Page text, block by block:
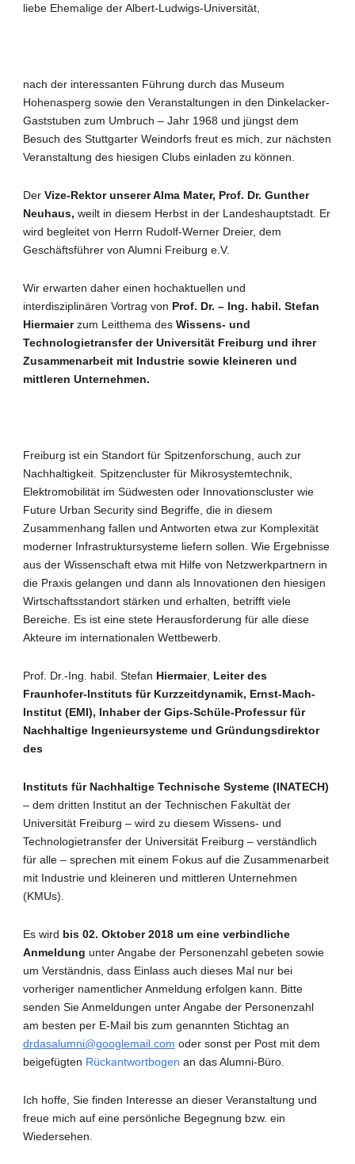
liebe Ehemalige der Albert-Ludwigs-Universität,
nach der interessanten Führung durch das Museum
Hohenasperg sowie den Veranstaltungen in den Dinkelacker-
Gaststuben zum Umbruch – Jahr 1968 und jüngst dem
Besuch des Stuttgarter Weindorfs freut es mich, zur nächsten
Veranstaltung des hiesigen Clubs einladen zu können.
Der Vize-Rektor unserer Alma Mater, Prof. Dr. Gunther
Neuhaus, weilt in diesem Herbst in der Landeshauptstadt. Er
wird begleitet von Herrn Rudolf-Werner Dreier, dem
Geschäftsführer von Alumni Freiburg e.V.
Wir erwarten daher einen hochaktuellen und
interdisziplinären Vortrag von Prof. Dr. – Ing. habil. Stefan
Hiermaierzum Leitthema des Wissens- und
Technologietransfer der Universität Freiburg und ihrer
Zusammenarbeit mit Industrie sowie kleineren und
mittleren Unternehmen.
Freiburg ist ein Standort für Spitzenforschung, auch zur
Nachhaltigkeit. Spitzencluster für Mikrosystemtechnik,
Elektromobilität im Südwesten oder Innovationscluster wie
Future Urban Security sind Begriffe, die in diesem
Zusammenhang fallen und Antworten etwa zur Komplexität
moderner Infrastruktursysteme liefern sollen. Wie Ergebnisse
aus der Wissenschaft etwa mit Hilfe von Netzwerkpartnern in
die Praxis gelangen und dann als Innovationen den hiesigen
Wirtschaftsstandort stärken und erhalten, betrifft viele
Bereiche. Es ist eine stete Herausforderung für alle diese
Akteure im internationalen Wettbewerb.
Prof. Dr.-Ing. habil. Stefan Hiermaier, Leiter des
Fraunhofer-Instituts für Kurzzeitdynamik, Ernst-Mach-
Institut (EMI), Inhaber der Gips-Schüle-Professur für
Nachhaltige Ingenieursysteme und Gründungsdirektor
des
Instituts für Nachhaltige Technische Systeme (INATECH)
– dem dritten Institut an der Technischen Fakultät der
Universität Freiburg – wird zu diesem Wissens- und
Technologietransfer der Universität Freiburg – verständlich
für alle – sprechen mit einem Fokus auf die Zusammenarbeit
mit Industrie und kleineren und mittleren Unternehmen
(KMUs).
Es wird bis 02. Oktober 2018 um eine verbindliche
Anmeldung unter Angabe der Personenzahl gebeten sowie
um Verständnis, dass Einlass auch dieses Mal nur bei
vorheriger namentlicher Anmeldung erfolgen kann. Bitte
senden Sie Anmeldungen unter Angabe der Personenzahl
am besten per E-Mail bis zum genannten Stichtag an
drdasalumni@googlemail.com oder sonst per Post mit dem
beigefügten Rückantwortbogen an das Alumni-Büro.
Ich hoffe, Sie finden Interesse an dieser Veranstaltung und
freue mich auf eine persönliche Begegnung bzw. ein
Wiedersehen.